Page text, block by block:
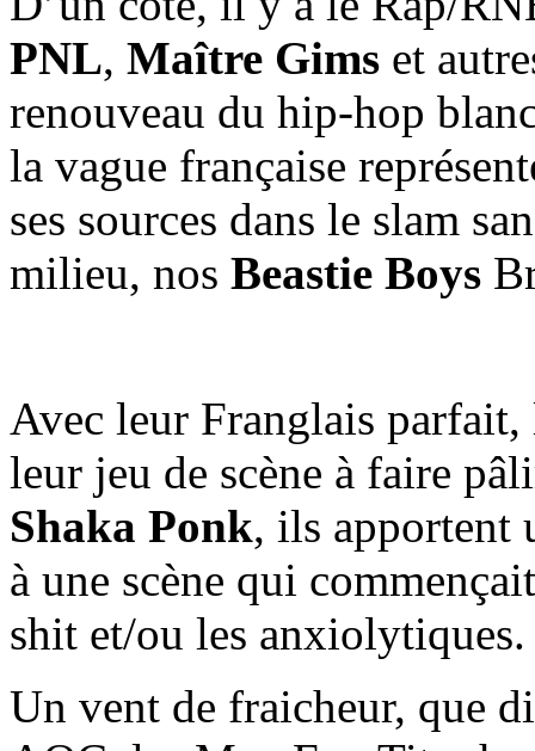
PNL, Maître Gims et
renouveau du hip-hop
la vague française
ses sources dans le slam
milieu, nos Beastie Boys
Avec leur Franglais
leur jeu de scène à faire
Shaka Ponk, ils apportent
à une scène qui
shit et/ou les anxiolytiques.
Un vent de fraicheur, que